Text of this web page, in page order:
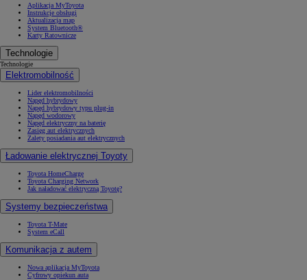
Aplikacja MyToyota
Instrukcje obsługi
Aktualizacja map
System Bluetooth®
Karty Ratownicze
Technologie
Technologie
Elektromobilność
Lider elektromobilności
Napęd hybrydowy
Napęd hybrydowy typu plug-in
Napęd wodorowy
Napęd elektryczny na baterię
Zasięg aut elektrycznych
Zalety posiadania aut elektrycznych
Ładowanie elektrycznej Toyoty
Toyota HomeCharge
Toyota Charging Network
Jak naładować elektryczną Toyotę?
Systemy bezpieczeństwa
Toyota T-Mate
System eCall
Komunikacja z autem
Nowa aplikacja MyToyota
Cyfrowy opiekun auta